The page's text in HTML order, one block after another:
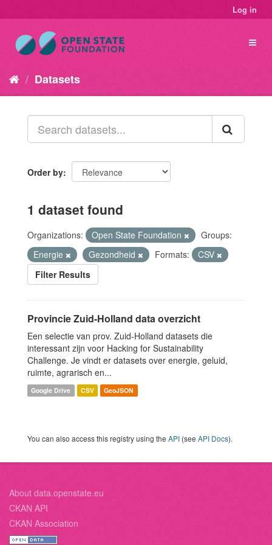
Log in
Datasets
Order by
1 dataset found
Organizations: Open State Foundation
Groups:
Energie
Gezondheid Formats:
CSV
Filter Results
Provincie Zuid-Holland data overzicht
Een selectie van prov. Zuid-Holland datasets die
interessant zijn voor Hacking for Sustainability
Challenge. Je vindt er datasets over energie, geluid,
ruimte, agrarisch en...
Google Drive CSV GeoJSON
You can also access this registry using the API (see API Docs).
About data.openstate.eu
CKAN API
CKAN Association